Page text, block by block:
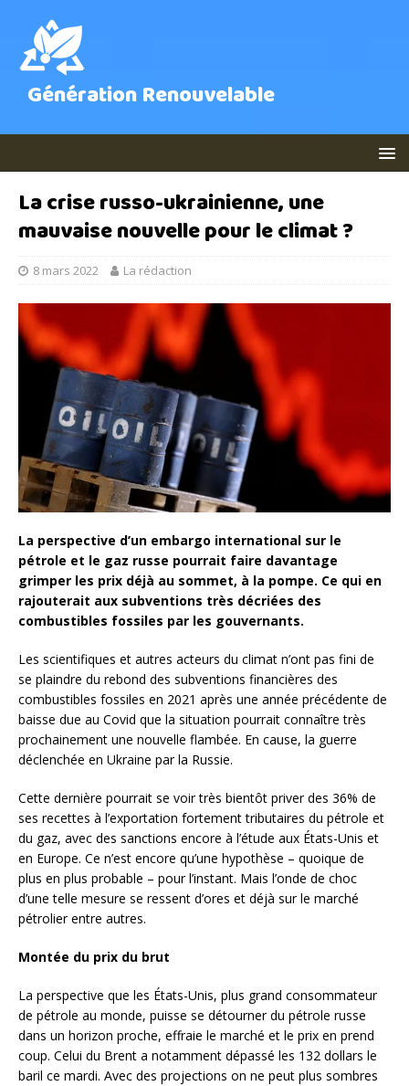
Génération Renouvelable
La crise russo-ukrainienne, une
mauvaise nouvelle pour le climat ?
8 mars 2022 La rédaction
La perspective d’un embargo international sur le
pétrole et le gaz russe pourrait faire davantage
grimper les prix déjà au sommet, à la pompe. Ce qui en
rajouterait aux subventions très décriées des
combustibles fossiles par les gouvernants.
Les scientifiques et autres acteurs du climat n’ont pas fini de
se plaindre du rebond des subventions financières des
combustibles fossiles en 2021 après une année précédente de
baisse due au Covid que la situation pourrait connaître très
prochainement une nouvelle flambée. En cause, la guerre
déclenchée en Ukraine par la Russie.
Cette dernière pourrait se voir très bientôt priver des 36% de
ses recettes à l’exportation fortement tributaires du pétrole et
du gaz, avec des sanctions encore à l’étude aux États-Unis et
en Europe. Ce n’est encore qu’une hypothèse – quoique de
plus en plus probable – pour l’instant. Mais l’onde de choc
d’une telle mesure se ressent d’ores et déjà sur le marché
pétrolier entre autres.
Montée du prix du brut
La perspective que les États-Unis, plus grand consommateur
de pétrole au monde, puisse se détourner du pétrole russe
dans un horizon proche, effraie le marché et le prix en prend
coup. Celui du Brent a notamment dépassé les 132 dollars le
baril ce mardi. Avec des projections on ne peut plus sombres